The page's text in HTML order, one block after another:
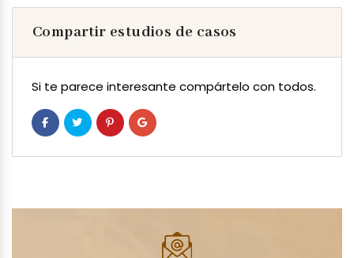
Compartir estudios de casos
Si te parece interesante compártelo con todos.